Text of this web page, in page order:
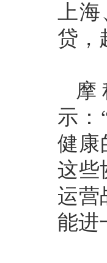
上
贷，
摩
示：
健康
这些
运营
能进